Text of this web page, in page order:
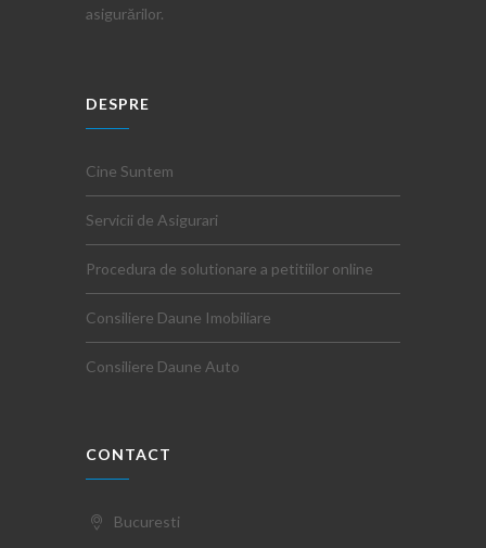
asigurărilor.
DESPRE
Cine Suntem
Servicii de Asigurari
Procedura de solutionare a petitiilor online
Consiliere Daune Imobiliare
Consiliere Daune Auto
CONTACT
Bucuresti